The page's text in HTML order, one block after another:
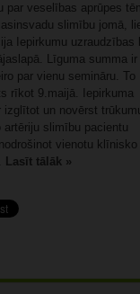
par veselības aprūpes
slimību jomā,
Iepirkumu uzraudzības
Līguma summa
par vienu semināru. To
rīkot 9.maijā. Iepirkuma
izglītot un novērst
artēriju slimību pacientu
vienotu klīnisko
Lasīt tālāk »